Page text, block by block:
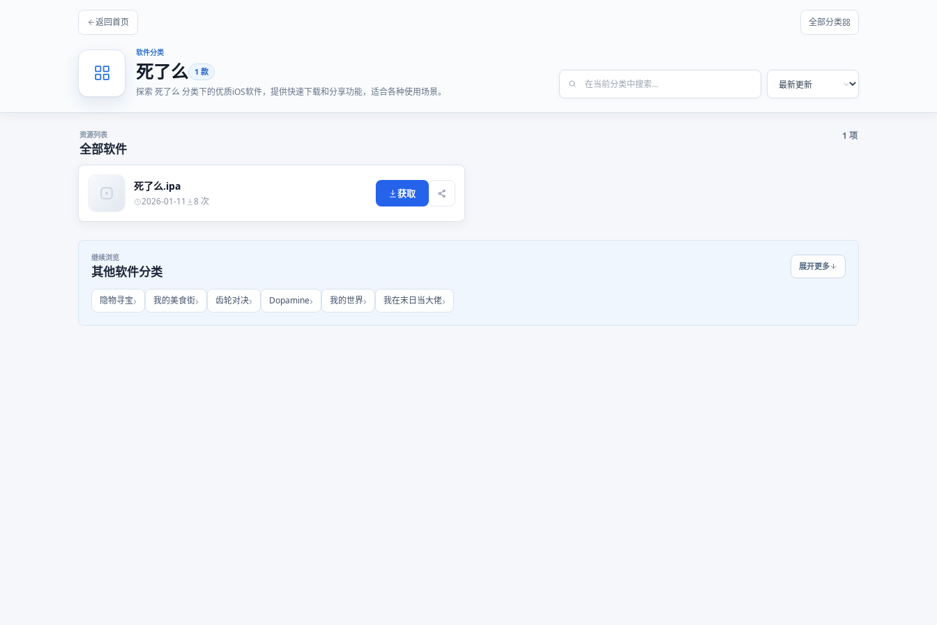
返回首页 全部分类
软件分类
死了么 1 款
探索 死了么 分类下的优质iOS软件，提供快速下载和分享功能，适合各种使用场景。
资源列表
全部软件
1 项
死了么.ipa
2026-01-11 8 次
获取
继续浏览
其他软件分类 展开更多
隐物寻宝 我的美食街 齿轮对决 Dopamine 我的世界 我在末日当大佬